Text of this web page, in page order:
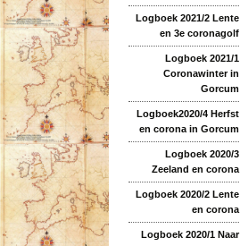
Logboek 2021/2 Lente
en 3e coronagolf
Logboek 2021/1
Coronawinter in
Gorcum
Logboek2020/4 Herfst
en corona in Gorcum
Logboek 2020/3
Zeeland en corona
Logboek 2020/2 Lente
en corona
Logboek 2020/1 Naar